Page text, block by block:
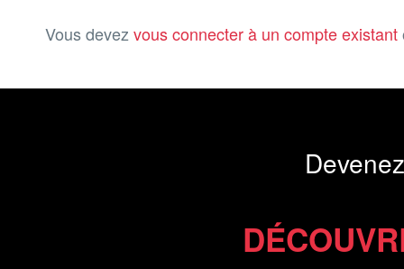
Vous devez vous connecter à un compte existant